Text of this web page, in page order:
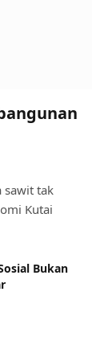
sawit tak
Kutai
Bukan